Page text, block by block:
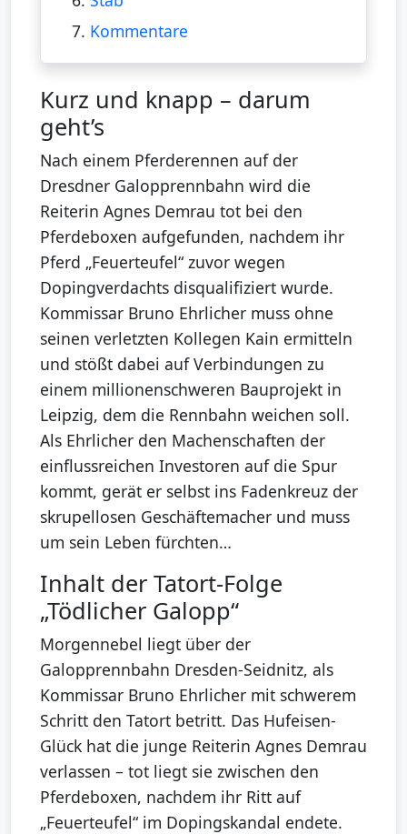
7. Kommentare
Kurz und knapp – darum
geht’s
Nach einem Pferderennen auf der
Dresdner Galopprennbahn wird die
Reiterin Agnes Demrau tot bei den
Pferdeboxen aufgefunden, nachdem ihr
Pferd „Feuerteufel“ zuvor wegen
Dopingverdachts disqualifiziert wurde.
Kommissar Bruno Ehrlicher muss ohne
seinen verletzten Kollegen Kain ermitteln
und stößt dabei auf Verbindungen zu
einem millionenschweren Bauprojekt in
Leipzig, dem die Rennbahn weichen soll.
Als Ehrlicher den Machenschaften der
einflussreichen Investoren auf die Spur
kommt, gerät er selbst ins Fadenkreuz der
skrupellosen Geschäftemacher und muss
um sein Leben fürchten…
Inhalt der Tatort-Folge
„Tödlicher Galopp“
Morgennebel liegt über der
Galopprennbahn Dresden-Seidnitz, als
Kommissar Bruno Ehrlicher mit schwerem
Schritt den Tatort betritt. Das Hufeisen-
Glück hat die junge Reiterin Agnes Demrau
verlassen – tot liegt sie zwischen den
Pferdeboxen, nachdem ihr Ritt auf
„Feuerteufel“ im Dopingskandal endete.